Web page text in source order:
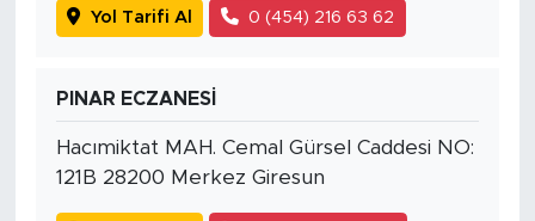
Yol Tarifi Al 0 (454) 216 63 62
PINAR ECZANESİ
Hacımiktat MAH. Cemal Gürsel Caddesi NO:
121B 28200 Merkez Giresun